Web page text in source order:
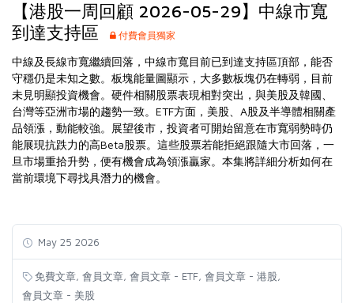
【港股一周回顧 2026-05-29】中線市寬
到達支持區
付費會員獨家
中線及長線市寬繼續回落，中線市寬目前已到達支持區頂部，能否
守穩仍是未知之數。板塊能量圖顯示，大多數板塊仍在轉弱，目前
未見明顯投資機會。硬件相關股票表現相對突出，與美股及韓國、
台灣等亞洲市場的趨勢一致。ETF方面，美股、A股及半導體相關產
品領漲，動能較強。展望後市，投資者可開始留意在市寬弱勢時仍
能展現抗跌力的高Beta股票。這些股票若能拒絕跟隨大市回落，一
旦市場重拾升勢，便有機會成為領漲贏家。本集將詳細分析如何在
當前環境下尋找具潛力的機會。
May 25 2026
免費文章 會員文章 會員文章 - ETF 會員文章 - 港股
會員文章 - 美股